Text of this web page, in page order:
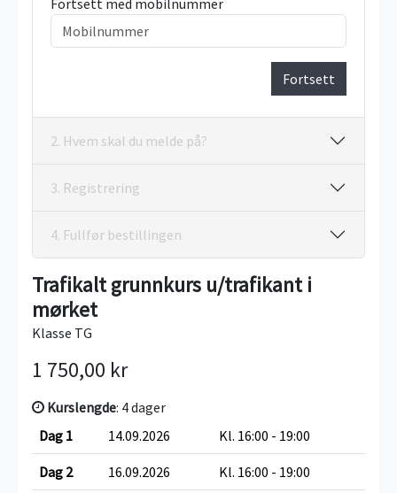
Fortsett med mobilnummer
Fortsett
2. Hvem skal du melde på?
3. Registrering
4. Fullfør bestillingen
Trafikalt grunnkurs u/trafikant i
mørket
Klasse TG
1 750,00 kr
Kurslengde: 4 dager
Dag 1
14.09.2026 Kl. 16:00 - 19:00
Dag 2 16.09.2026 Kl. 16:00 - 19:00